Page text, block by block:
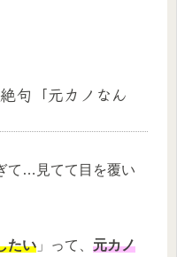
句「元カノなん
て…見てて目を覆い
たい 」って、 元カノ